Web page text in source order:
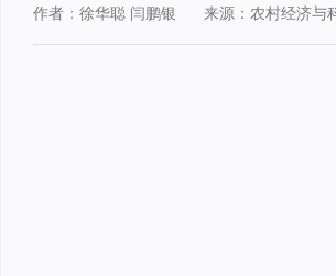
作者：徐华聪 闫鹏银 来源：农村经济与